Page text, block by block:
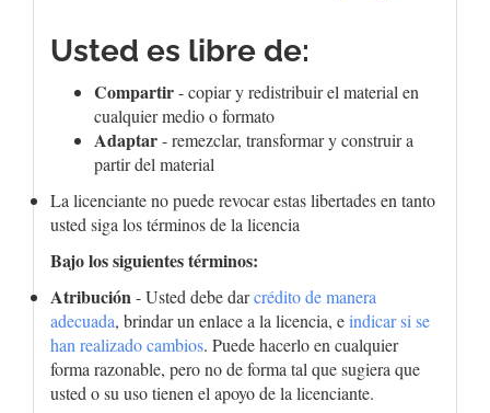
Usted es libre de:
Compartir- copiar y redistribuir el material en
cualquier medio o formato
Adaptar- remezclar, transformar y construir a
partir del material
La licenciante no puede revocar estas libertades en tanto
usted siga los términos de la licencia
Bajo los siguientes términos:
Atribución- Usted debe darcrédito de manera
adecuada, brindar un enlace a la licencia, eindicar si se
han realizado cambios. Puede hacerlo en cualquier
forma razonable, pero no de forma tal que sugiera que
usted o su uso tienen el apoyo de la licenciante.